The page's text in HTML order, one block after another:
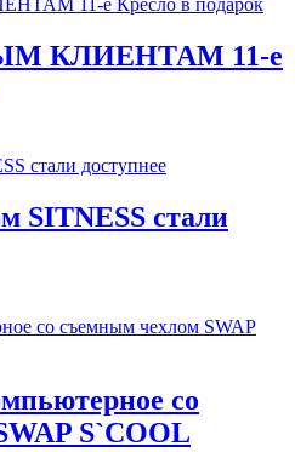
КЛИЕНТАМ 11-е
SITNESS стали
со
S`COOL